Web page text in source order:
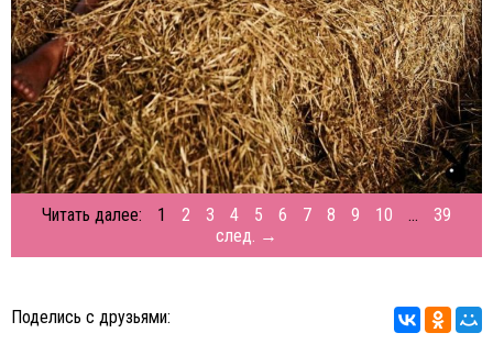
Читать далее: 1 2 3 4 5 6 7 8 9 10 ...
39
след. →
Поделись с друзьями: